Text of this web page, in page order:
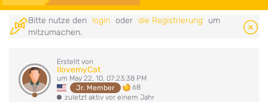
Bitte nutze den login oder die Registrierung
um
mitzumachen.
Erstellt von
IlovemyCat
um May 22, 10, 07:23:38 PM
Jr. Member
68
zuletzt aktiv vor einem Jahr